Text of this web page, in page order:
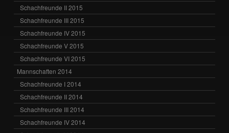
Schachfreunde II 2015
Schachfreunde III 2015
Schachfreunde IV 2015
Schachfreunde V 2015
Schachfreunde VI 2015
Mannschaften 2014
Schachfreunde I 2014
Schachfreunde II 2014
Schachfreunde III 2014
Schachfreunde IV 2014